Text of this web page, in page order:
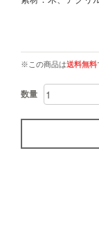
※この商品は送料無料
数量